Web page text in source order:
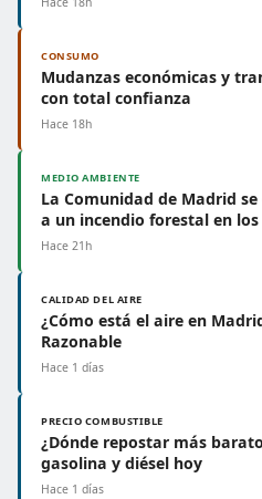
CONSUMO
Mudanzas económicas y
con total confianza
Hace 18h
MEDIO AMBIENTE
La Comunidad de Madrid
a un incendio forestal en
Hace 21h
CALIDAD DEL AIRE
¿Cómo está el aire en
Razonable
Hace 1 días
PRECIO COMBUSTIBLE
¿Dónde repostar más
gasolina y diésel hoy
Hace 1 días